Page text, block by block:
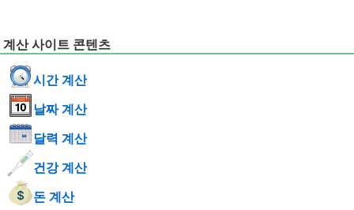
계산 사이트 콘텐츠
시간 계산
날짜 계산
달력 계산
건강 계산
돈 계산